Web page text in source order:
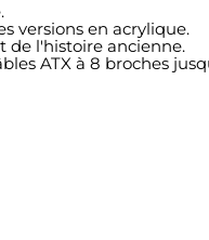
versions en acrylique.
de l'histoire ancienne.
ATX à 8 broches